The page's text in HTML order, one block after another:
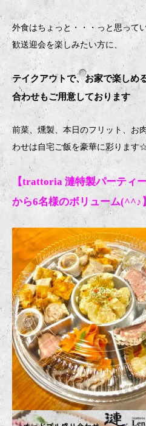
外食はちょっと・・・っと思って
歓送迎会を楽しみたい方に、
テイクアウトで、お家で楽しめ
合わせもご用意しております
前菜、燻製、本日のフリット、お
わせは自宅ご飯を豪華に彩ります
【trattoria 漣特製パーティ
から6名様のボリューム(^^♪